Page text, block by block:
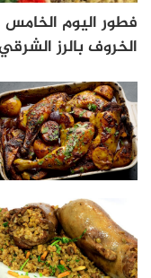
فطور اليوم
الخروف بالرز الشرقي